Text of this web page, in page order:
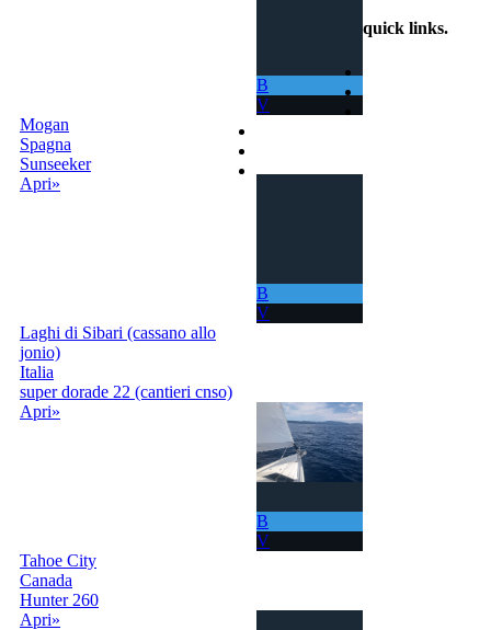
B
V
Mogan
Spagna
Sunseeker
Apri»
B
V
Laghi di Sibari (cassano allo
jonio)
Italia
super dorade 22 (cantieri cnso)
Apri»
B
V
Tahoe City
Canada
Hunter 260
Apri»
quick links.